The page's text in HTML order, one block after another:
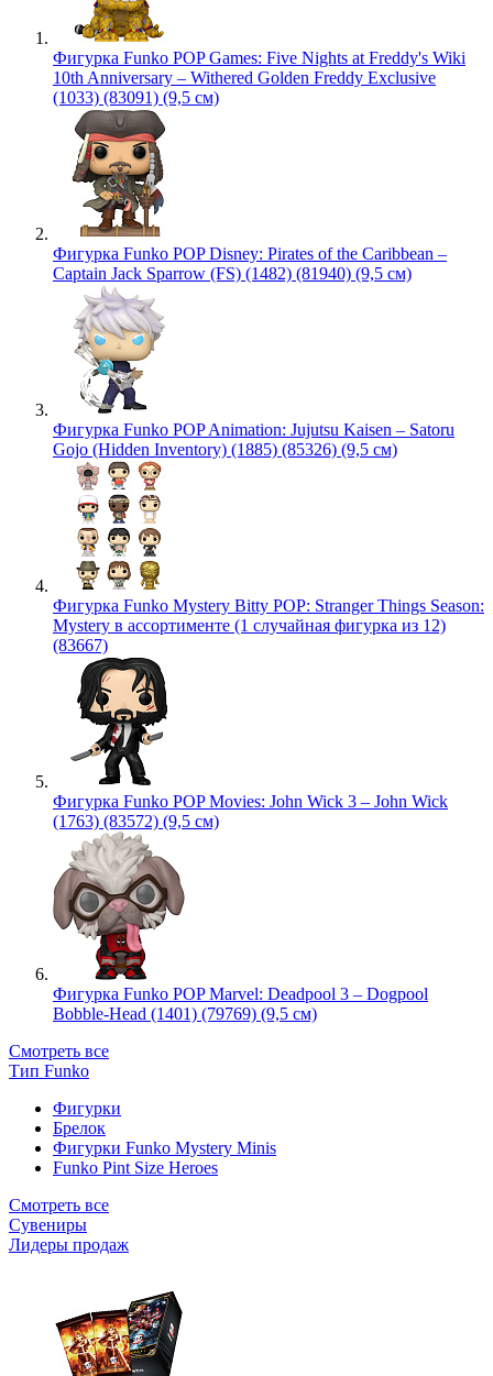
Фигурка Funko POP Games: Five Nights at Freddy's Wiki
10th Anniversary – Withered Golden Freddy Exclusive
(1033) (83091) (9,5 см)
Фигурка Funko POP Disney: Pirates of the Caribbean –
Captain Jack Sparrow (FS) (1482) (81940) (9,5 см)
Фигурка Funko POP Animation: Jujutsu Kaisen – Satoru
Gojo (Hidden Inventory) (1885) (85326) (9,5 см)
Фигурка Funko Mystery Bitty POP: Stranger Things Season:
Mystery в ассортименте (1 случайная фигурка из 12)
(83667)
Фигурка Funko POP Movies: John Wick 3 – John Wick
(1763) (83572) (9,5 см)
Фигурка Funko POP Marvel: Deadpool 3 – Dogpool
Bobble-Head (1401) (79769) (9,5 см)
Смотреть все
Тип Funko
Фигурки
Брелок
Фигурки Funko Mystery Minis
Funko Pint Size Heroes
Смотреть все
Сувениры
Лидеры продаж